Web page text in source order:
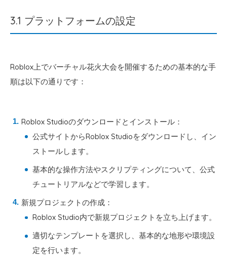
3.1 プラットフォームの設定
Roblox上でバーチャル花火大会を開催するための基本的な手
順は以下の通りです：
Roblox Studioのダウンロードとインストール：
公式サイトからRoblox Studioをダウンロードし、イン
ストールします。
基本的な操作方法やスクリプティングについて、公式
チュートリアルなどで学習します。
新規プロジェクトの作成：
Roblox Studio内で新規プロジェクトを立ち上げます。
適切なテンプレートを選択し、基本的な地形や環境設
定を行います。